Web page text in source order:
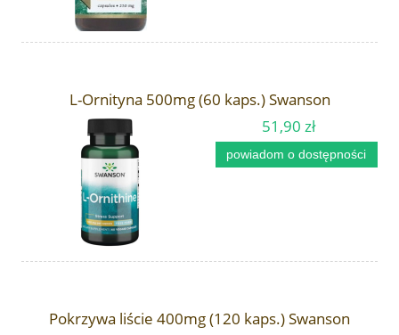
L-Ornityna 500mg (60 kaps.) Swanson
51,90 zł
powiadom o dostępności
Pokrzywa liście 400mg (120 kaps.) Swanson